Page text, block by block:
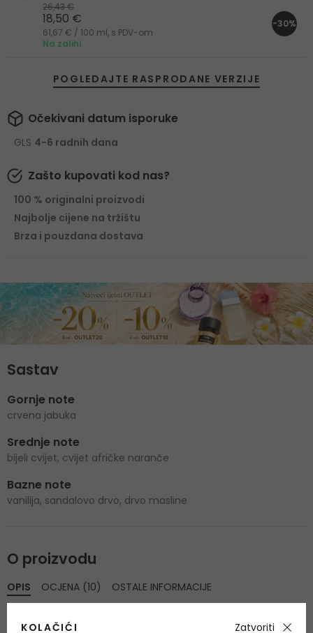
26,43 €
18,50 €
61,67 € / 100 ml, s PDV-om
Na zalihi
-30%
POGLEDAJTE RASPRODANE VERZIJE
Očekivani datum isporuke
GLS 4-6 radnih dana
Zašto kupovati kod nas?
100 % originalni proizvodi
Najbolje cijene na tržištu
Brza i pouzdana dostava
Sastav
Gornje note
crvena jabuka
Srednje note
bijeli cvijet, cvijet afričke naranče
Bazne note
vanilija, sandalovo drvo, drvo masline
O proizvodu
OPIS
Hugo Boss Boss Orange Woman Eau de Toilette lansirana je
OCJENA (10) OSTALE INFORMACIJE
KOLAČIĆI Zatvoriti